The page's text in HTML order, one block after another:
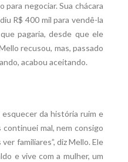
para negociar. Sua chácara
R$ 400 mil para vendê-la
pagaria, desde que ele
recusou, mas, passado
acabou aceitando.
da história ruim e
continuei mal, nem consigo
familiares”, diz Mello. Ele
e vive com a mulher, um